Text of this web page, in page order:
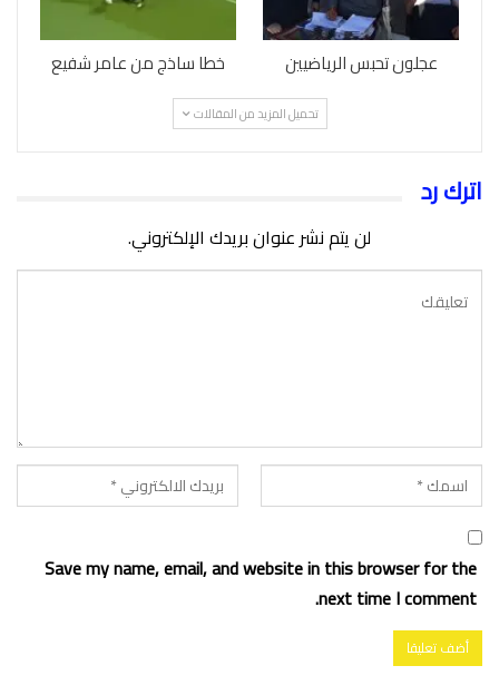
عجلون تحبس الرياضيين خطا ساذج من عامر شفيع
تحميل المزيد من المقالات
اترك رد
لن يتم نشر عنوان بريدك الإلكتروني.
Save my name, email, and website in this browser for the
next time I comment.